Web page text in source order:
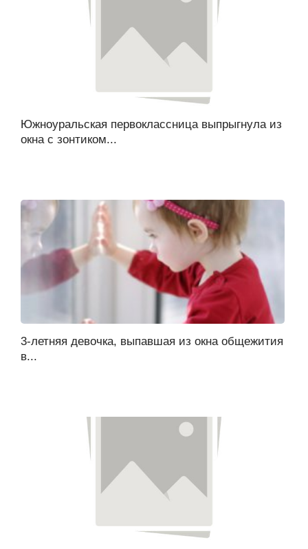
Южноуральская первоклассница выпрыгнула из
окна с зонтиком...
3-летняя девочка, выпавшая из окна общежития
в...